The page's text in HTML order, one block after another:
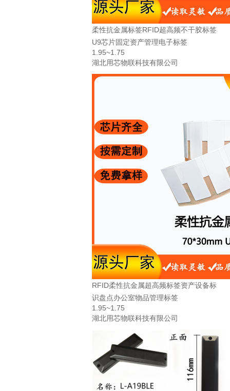
柔性抗金属标签RFID超高频不干胶标签
U9芯片固定资产管理电子标签
1.95~1.75
湖北用芯物联科技有限公司
RFID柔性抗金属超高频标签资产设备标
识盘点办公室物品管理标签
1.95~1.75
湖北用芯物联科技有限公司